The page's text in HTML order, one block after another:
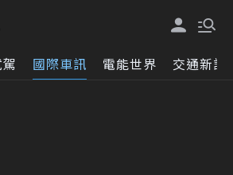
國際車訊 電能世界 交通新訊